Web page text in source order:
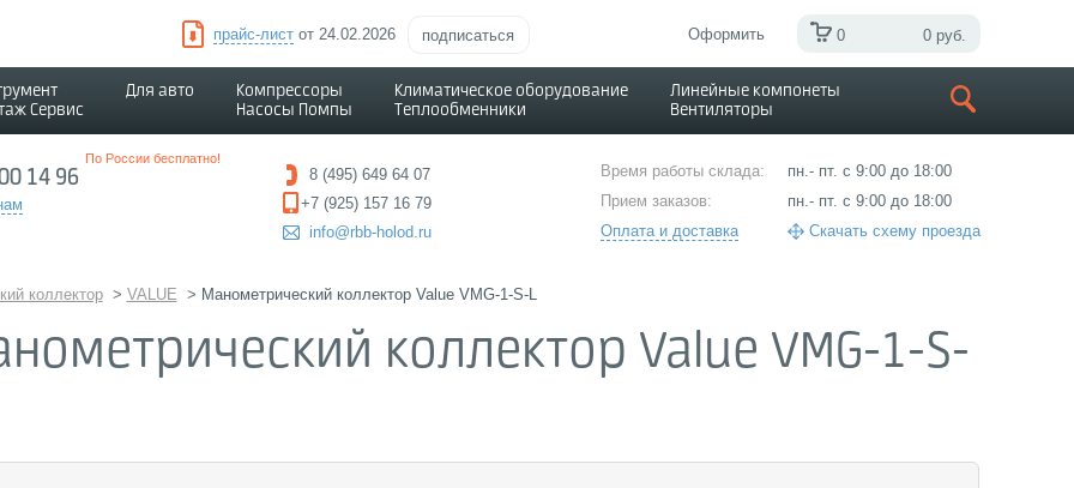
прайс-листот 24.02.2026 подписаться Оформить 0 0 руб.
Сервис
Для авто
Компрессоры
Насосы Помпы
Климатическое оборудование
Теплообменники
Линейные компонеты
Вентиляторы
14 96
По России бесплатно!
8 (495) 649 64 07
+7 (925) 157 16 79
info@rbb-holod.ru
Время работы склада:
Прием заказов:
Оплата и доставка
пн.- пт. с 9:00 до 18:00
пн.- пт. с 9:00 до 18:00
Скачать схему проезда
коллектор > VALUE > Манометрический коллектор Value VMG-1-S-L
коллектор Value VMG-1-S-